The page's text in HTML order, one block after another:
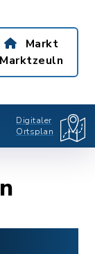
Markt
Marktzeuln
Digitaler
Ortsplan